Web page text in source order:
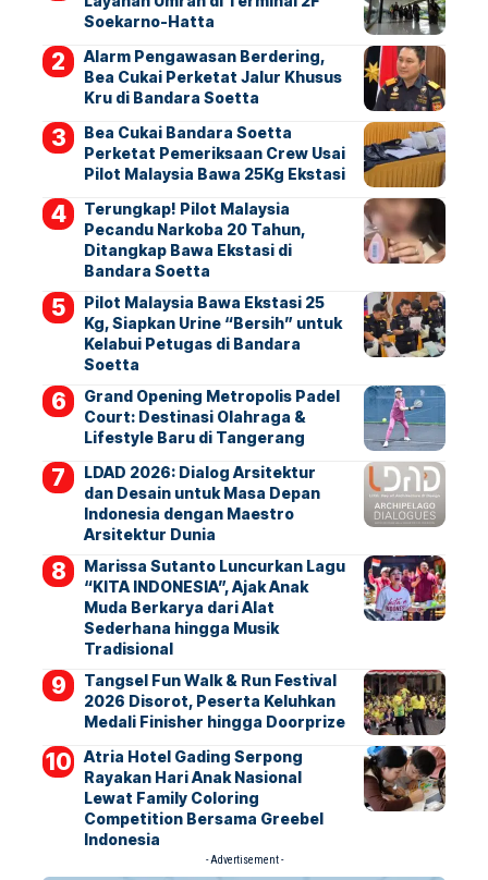
Soekarno-Hatta
Alarm Pengawasan Berdering,
Bea Cukai Perketat Jalur Khusus
Kru di Bandara Soetta
Bea Cukai Bandara Soetta
Perketat Pemeriksaan Crew Usai
Pilot Malaysia Bawa 25Kg Ekstasi
Terungkap! Pilot Malaysia
Pecandu Narkoba 20 Tahun,
Ditangkap Bawa Ekstasi di
Bandara Soetta
Pilot Malaysia Bawa Ekstasi 25
Kg, Siapkan Urine “Bersih” untuk
Kelabui Petugas di Bandara
Soetta
Grand Opening Metropolis Padel
Court: Destinasi Olahraga &
Lifestyle Baru di Tangerang
LDAD 2026: Dialog Arsitektur
dan Desain untuk Masa Depan
Indonesia dengan Maestro
Arsitektur Dunia
Marissa Sutanto Luncurkan Lagu
“KITA INDONESIA”, Ajak Anak
Muda Berkarya dari Alat
Sederhana hingga Musik
Tradisional
Tangsel Fun Walk & Run Festival
2026 Disorot, Peserta Keluhkan
Medali Finisher hingga Doorprize
Atria Hotel Gading Serpong
Rayakan Hari Anak Nasional
Lewat Family Coloring
Competition Bersama Greebel
Indonesia
- Advertisement -